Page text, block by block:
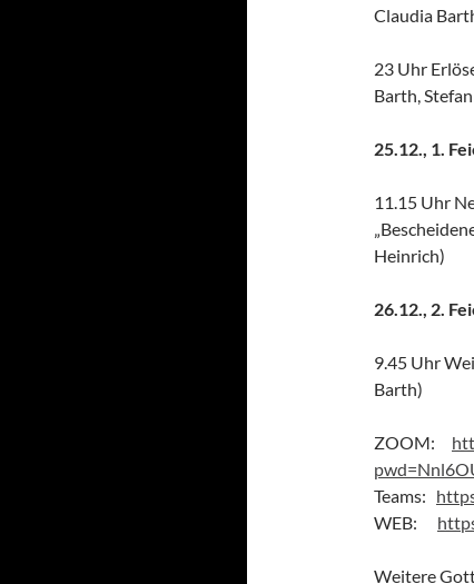
Claudia
23 Uhr
Barth,
25.12., 1.
11.15 Uhr
Heinrich)
26.12., 2.
9.45 Uhr
Barth)
ZOOM:
Teams:
WEB:
Weitere